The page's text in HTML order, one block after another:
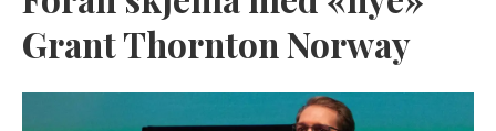
Grant Thornton Norway